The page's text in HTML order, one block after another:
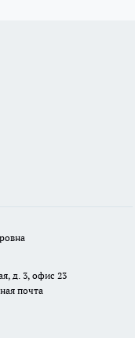
д. 3, офис 23
почта